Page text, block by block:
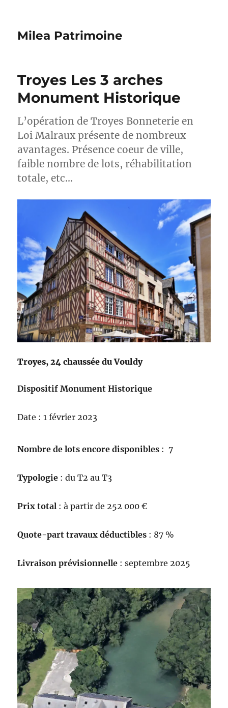
Milea Patrimoine
Troyes Les 3 arches
Monument Historique
L’opération de Troyes Bonneterie en
Loi Malraux présente de nombreux
avantages. Présence coeur de ville,
faible nombre de lots, réhabilitation
totale, etc…
Troyes, 24 chaussée du Vouldy
Dispositif Monument Historique
Date : 1 février 2023
Nombre de lots encore disponibles : 7
Typologie : du T2 au T3
Prix total : à partir de 252 000 €
Quote-part travaux déductibles : 87 %
Livraison prévisionnelle : septembre 2025